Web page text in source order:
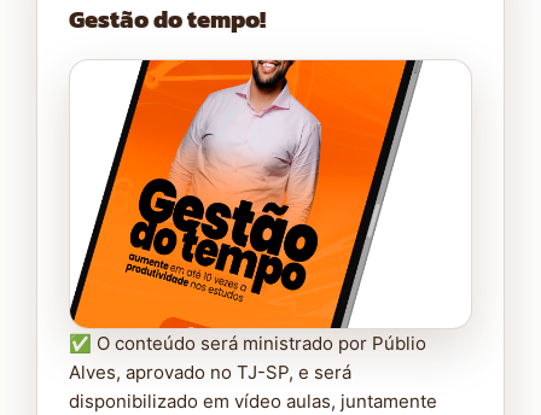
Gestão do tempo!
✅ O conteúdo será ministrado por Públio
Alves, aprovado no TJ-SP, e será
disponibilizado em vídeo aulas, juntamente